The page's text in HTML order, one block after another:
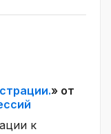
» от
к